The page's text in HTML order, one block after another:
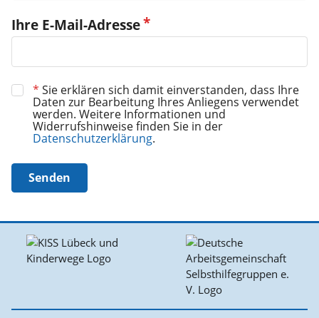
Ihre E-Mail-Adresse
* Sie erklären sich damit einverstanden, dass Ihre
Daten zur Bearbeitung Ihres Anliegens verwendet
werden. Weitere Informationen und
Widerrufshinweise finden Sie in der
Datenschutzerklärung.
Senden